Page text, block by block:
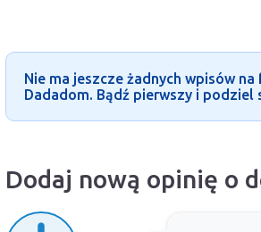
Nie ma jeszcze żadnych wpisów
Dadadom. Bądź pierwszy i podziel
Dodaj nową opinię o